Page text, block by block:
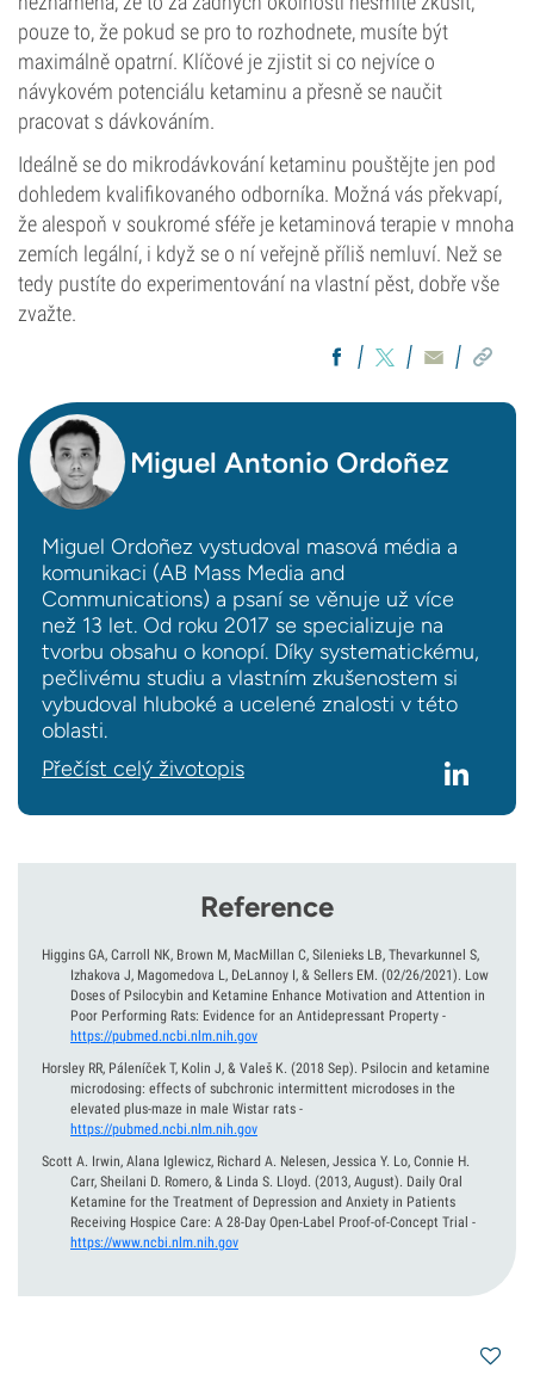
pouze to, že pokud se pro to rozhodnete, musíte být
maximálně opatrní. Klíčové je zjistit si co nejvíce o
návykovém potenciálu ketaminu a přesně se naučit
pracovat s dávkováním.
Ideálně se do mikrodávkování ketaminu pouštějte jen pod
dohledem kvalifikovaného odborníka. Možná vás překvapí,
že alespoň v soukromé sféře je ketaminová terapie v mnoha
zemích legální, i když se o ní veřejně příliš nemluví. Než se
tedy pustíte do experimentování na vlastní pěst, dobře vše
zvažte.
Miguel Antonio Ordoñez
Miguel Ordoñez vystudoval masová média a
komunikaci (AB Mass Media and
Communications) a psaní se věnuje už více
než 13 let. Od roku 2017 se specializuje na
tvorbu obsahu o konopí. Díky systematickému,
pečlivému studiu a vlastním zkušenostem si
vybudoval hluboké a ucelené znalosti v této
oblasti.
Přečíst celý životopis
Reference
Higgins GA, Carroll NK, Brown M, MacMillan C, Silenieks LB, Thevarkunnel S,
Izhakova J, Magomedova L, DeLannoy I, & Sellers EM. (02/26/2021). Low
Doses of Psilocybin and Ketamine Enhance Motivation and Attention in
Poor Performing Rats: Evidence for an Antidepressant Property -
https://pubmed.ncbi.nlm.nih.gov
Horsley RR, Páleníček T, Kolin J, & Valeš K. (2018 Sep). Psilocin and ketamine
microdosing: effects of subchronic intermittent microdoses in the
elevated plus-maze in male Wistar rats -
https://pubmed.ncbi.nlm.nih.gov
Scott A. Irwin, Alana Iglewicz, Richard A. Nelesen, Jessica Y. Lo, Connie H.
Carr, Sheilani D. Romero, & Linda S. Lloyd. (2013, August). Daily Oral
Ketamine for the Treatment of Depression and Anxiety in Patients
Receiving Hospice Care: A 28-Day Open-Label Proof-of-Concept Trial -
https://www.ncbi.nlm.nih.gov